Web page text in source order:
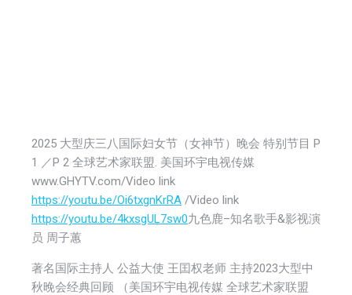
2025 大型庆三八国际妇女节（女神节）晚会 特别节目 P
1 ／P 2 全球艺术家联盟. 美国环宇电视传媒
www.GHYTV.com/Video link
https://youtu.be/Oi6txgnKrRA /Video link
https://youtu.be/4kxsgUL7sw0九色鹿–知名歌手&影视演
员 周子蕙
著名国际主持人 公益大使 王囯权老师 主持2023大型中
秋晚会经典回顾 （美国环宇电视传媒 全球艺术家联盟